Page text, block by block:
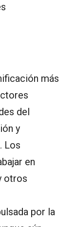
más
del
y
Los
en
otros
por la